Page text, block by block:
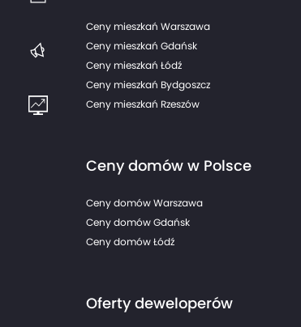
Ceny mieszkań Warszawa
Ceny mieszkań Gdańsk
Ceny mieszkań Łódź
Ceny mieszkań Bydgoszcz
Ceny mieszkań Rzeszów
Ceny domów w Polsce
Ceny domów Warszawa
Ceny domów Gdańsk
Ceny domów Łódź
Oferty deweloperów